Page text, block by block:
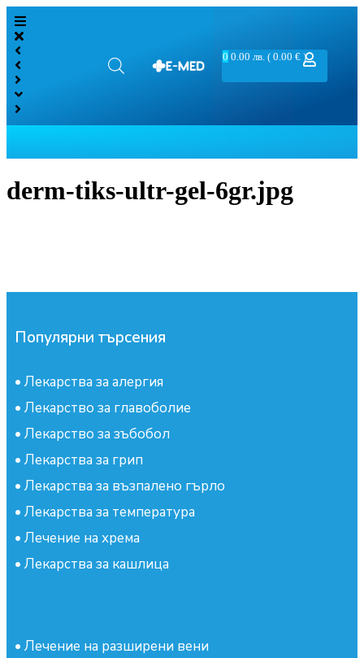
0 0.00 лв. ( 0.00 € )
derm-tiks-ultr-gel-6gr.jpg
Популярни търсения
• Лекарства за алергия
• Лекарство за главоболие
• Лекарство за зъбобол
• Лекарства за грип
• Лекарства за възпалено гърло
• Лекарства за температура
• Лечение на хрема
• Лекарства за кашлица
• Лечение на разширени вени